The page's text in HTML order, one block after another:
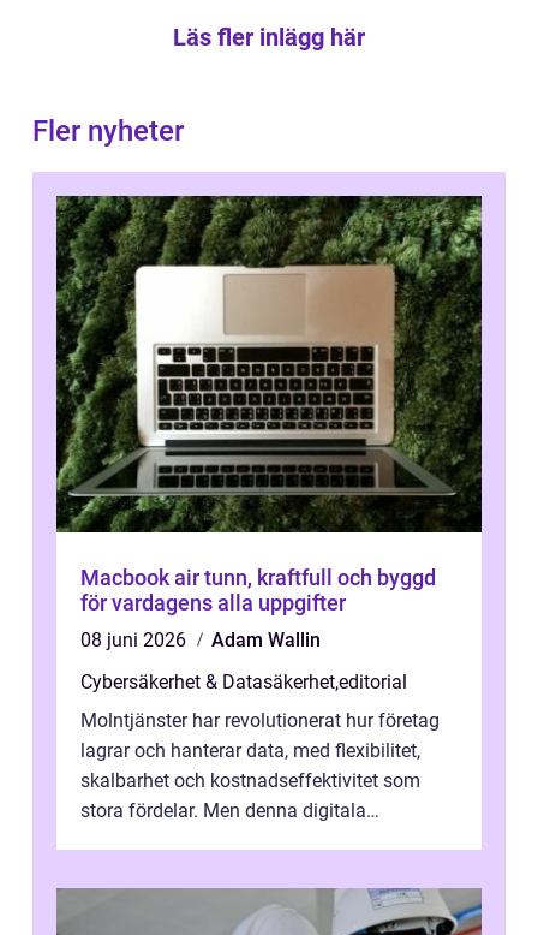
Läs fler inlägg här
Fler nyheter
Macbook air tunn, kraftfull och byggd
för vardagens alla uppgifter
08 juni 2026
Adam Wallin
Cybersäkerhet & Datasäkerhet,editorial
Molntjänster har revolutionerat hur företag
lagrar och hanterar data, med flexibilitet,
skalbarhet och kostnadseffektivitet som
stora fördelar. Men denna digitala